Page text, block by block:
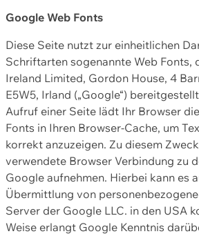
Google Web Fonts
Diese Seite nutzt zur einheitlichen
Schriftarten sogenannte Web Fonts,
Ireland Limited, Gordon House, 4
E5W5, Irland („Google“)
Aufruf einer Seite lädt Ihr Browser
Fonts in Ihren Browser-Cache, um
korrekt anzuzeigen. Zu diesem
verwendete Browser Verbindung zu
Google aufnehmen. Hierbei kann es
Übermittlung von
Server der Google LLC. in den USA
Weise erlangt Google Kenntnis